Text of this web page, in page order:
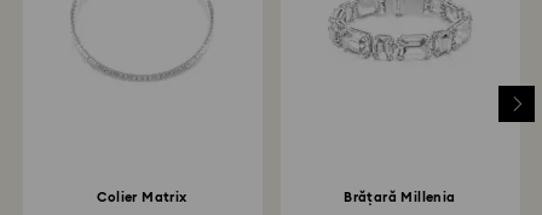
returul a fost procesat. Transmiterea rambursării va
depinde de normele instituției dvs. financiare și poate
dura până la 3-7 zile lucrătoare pentru ca suma să fie
Colier Matrix
Brățară Millenia